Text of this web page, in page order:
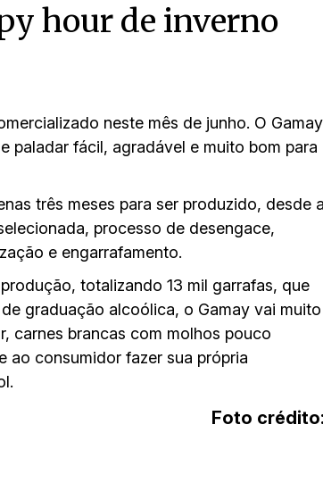
hour de inverno
neste mês de junho. O Gamay
paladar fácil, agradável e muito bom para
três meses para ser produzido, desde a
processo de desengace,
e engarrafamento.
totalizando 13 mil garrafas, que
graduação alcoólica, o Gamay vai muito
carnes brancas com molhos pouco
ao consumidor fazer sua própria
Foto